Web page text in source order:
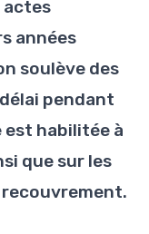
actes
années
soulève des
pendant
est habilitée à
que sur les